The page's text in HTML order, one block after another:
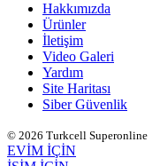
Hakkımızda
Ürünler
İletişim
Video Galeri
Yardım
Site Haritası
Siber Güvenlik
© 2026 Turkcell Superonline
EVİM İÇİN